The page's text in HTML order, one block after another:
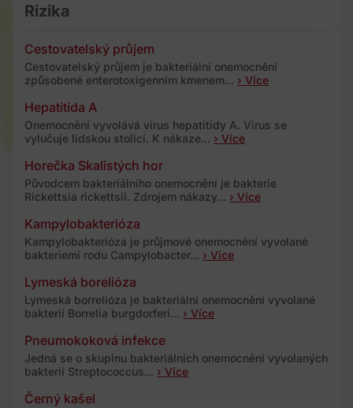
Rizika
Cestovatelský průjem
Cestovatelský průjem je bakteriální onemocnění
způsobené enterotoxigenním kmenem... › Více
Hepatitida A
Onemocnění vyvolává virus hepatitidy A. Virus se
vylučuje lidskou stolicí. K nákaze... › Více
Horečka Skalistých hor
Původcem bakteriálního onemocnění je bakterie
Rickettsia rickettsii. Zdrojem nákazy... › Více
Kampylobakterióza
Kampylobakterióza je průjmové onemocnění vyvolané
bakteriemi rodu Campylobacter... › Více
Lymeská borelióza
Lymeská borrelióza je bakteriální onemocnění vyvolané
bakterií Borrelia burgdorferi... › Více
Pneumokoková infekce
Jedná se o skupinu bakteriálních onemocnění vyvolaných
bakterií Streptococcus... › Více
Černý kašel